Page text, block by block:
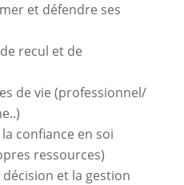
et défendre ses
recul et de
de vie (professionnel/
confiance en soi
ressources)
et la gestion